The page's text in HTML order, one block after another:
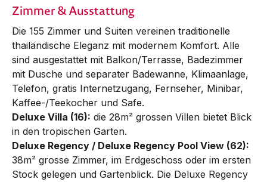
Zimmer & Ausstattung
Die 155 Zimmer und Suiten vereinen traditionelle
thailändische Eleganz mit modernem Komfort. Alle
sind ausgestattet mit Balkon/Terrasse, Badezimmer
mit Dusche und separater Badewanne, Klimaanlage,
Telefon, gratis Internetzugang, Fernseher, Minibar,
Kaffee-/Teekocher und Safe.
Deluxe Villa (16): die 28m² grossen Villen bietet Blick
in den tropischen Garten.
Deluxe Regency / Deluxe Regency Pool View (62):
38m² grosse Zimmer, im Erdgeschoss oder im ersten
Stock gelegen und Gartenblick. Die Deluxe Regency